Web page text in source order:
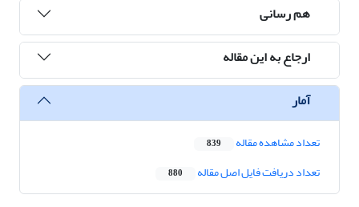
هم رسانی
ارجاع به این مقاله
آمار
تعداد مشاهده مقاله 839
تعداد دریافت فایل اصل مقاله 880